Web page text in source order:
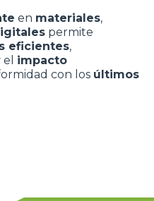
en materiales,
permite
eficientes,
el impacto
con los últimos